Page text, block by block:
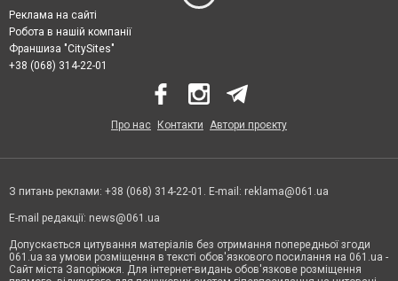
Реклама на сайті
Робота в нашій компанії
Франшиза "CitySites"
+38 (068) 314-22-01
Про нас Контакти Автори проєкту
З питань реклами: +38 (068) 314-22-01. E-mail: reklama@061.ua
E-mail редакції: news@061.ua
Допускається цитування матеріалів без отримання попередньої згоди
061.ua за умови розміщення в тексті обов'язкового посилання на 061.ua -
Сайт міста Запоріжжя. Для інтернет-видань обов'язкове розміщення